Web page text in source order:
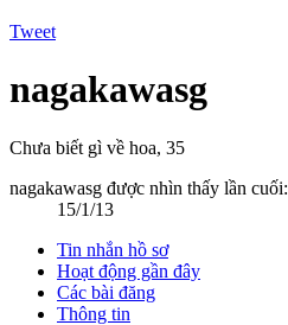
Tweet
nagakawasg
Chưa biết gì về hoa, 35
nagakawasg được nhìn thấy lần cuối:
15/1/13
Tin nhắn hồ sơ
Hoạt động gần đây
Các bài đăng
Thông tin